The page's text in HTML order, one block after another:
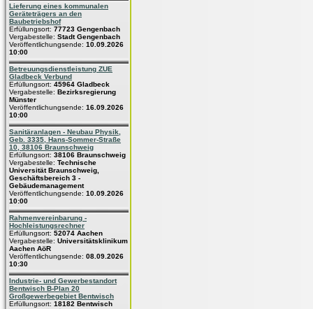
Lieferung eines kommunalen
Geräteträgers an den
Baubetriebshof
Erfüllungsort: 77723 Gengenbach
Vergabestelle: Stadt Gengenbach
Veröffentlichungsende: 10.09.2026
10:00
Betreuungsdienstleistung ZUE
Gladbeck Verbund
Erfüllungsort: 45964 Gladbeck
Vergabestelle: Bezirksregierung
Münster
Veröffentlichungsende: 16.09.2026
10:00
Sanitäranlagen - Neubau Physik,
Geb. 3335, Hans-Sommer-Straße
10, 38106 Braunschweig
Erfüllungsort: 38106 Braunschweig
Vergabestelle: Technische
Universität Braunschweig,
Geschäftsbereich 3 -
Gebäudemanagement
Veröffentlichungsende: 10.09.2026
10:00
Rahmenvereinbarung -
Hochleistungsrechner
Erfüllungsort: 52074 Aachen
Vergabestelle: Universitätsklinikum
Aachen AöR
Veröffentlichungsende: 08.09.2026
10:30
Industrie- und Gewerbestandort
Bentwisch B-Plan 20
Großgewerbegebiet Bentwisch
Erfüllungsort: 18182 Bentwisch